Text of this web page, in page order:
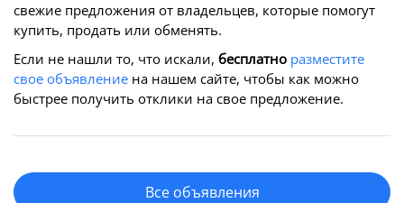
свежие предложения от владельцев, которые помогут
купить, продать или обменять.
Если не нашли то, что искали, бесплатно разместите
свое объявление на нашем сайте, чтобы как можно
быстрее получить отклики на свое предложение.
Все объявления